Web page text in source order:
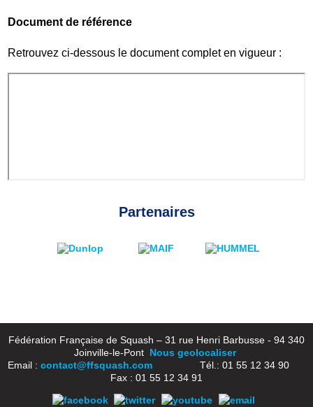
Document de référence
Retrouvez ci-dessous le document complet en vigueur :
Partenaires
Fédération Française de Squash – 31 rue Henri Barbusse - 94 340
Joinville-le-Pont Nous geolocaliser
Email : contact@ffsquash.comTél.: 01 55 12 34 90
Fax : 01 55 12 34 91